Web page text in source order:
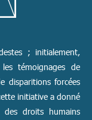
; initialement,
témoignages de
disparitions forcées
initiative a donné
des droits humains